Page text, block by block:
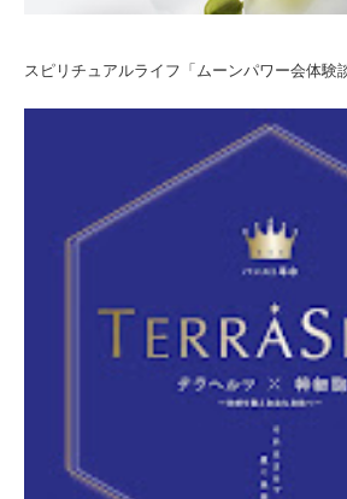
スピリチュアルライフ「ムーンパワー会体験